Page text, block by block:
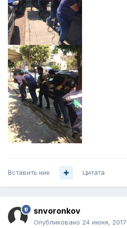
Вставить ник Цитата
snvoronkov
Опубликовано 24 июня, 2017